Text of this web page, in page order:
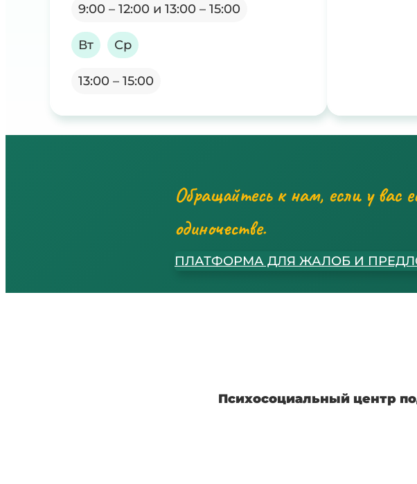
9:00 – 12:00 и 13:00 – 15:00
Вт Ср
13:00 – 15:00
Обращайтесь к нам, если у вас
одиночестве.
ПЛАТФОРМА ДЛЯ ЖАЛОБ И
Психосоциальный центр